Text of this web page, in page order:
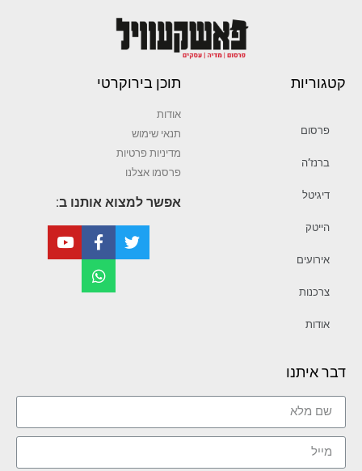
קטגוריות
פרסום
ברנז’ה
דיגיטל
הייטק
אירועים
צרכנות
אודות
תוכן בירוקרטי
אודות
תנאי שימוש
מדיניות פרטיות
פרסמו אצלנו
אפשר למצוא אותנו ב:
דבר איתנו